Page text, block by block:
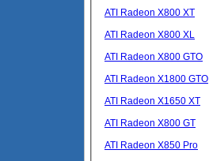
ATI Radeon X800 XT
ATI Radeon X800 XL
ATI Radeon X800 GTO
ATI Radeon X1800 GTO
ATI Radeon X1650 XT
ATI Radeon X800 GT
ATI Radeon X850 Pro